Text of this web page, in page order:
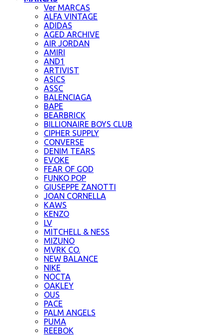
Ver MARCAS
ALFA VINTAGE
ADIDAS
AGED ARCHIVE
AIR JORDAN
AMIRI
AND1
ARTIVIST
ASICS
ASSC
BALENCIAGA
BAPE
BEARBRICK
BILLIONAIRE BOYS CLUB
CIPHER SUPPLY
CONVERSE
DENIM TEARS
EVOKE
FEAR OF GOD
FUNKO POP
GIUSEPPE ZANOTTI
JOAN CORNELLA
KAWS
KENZO
LV
MITCHELL & NESS
MIZUNO
MVRK CO.
NEW BALANCE
NIKE
NOCTA
OAKLEY
OUS
PACE
PALM ANGELS
PUMA
REEBOK